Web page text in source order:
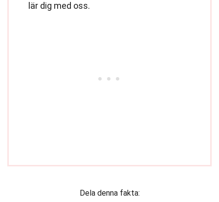
lär dig med oss.
Dela denna fakta: